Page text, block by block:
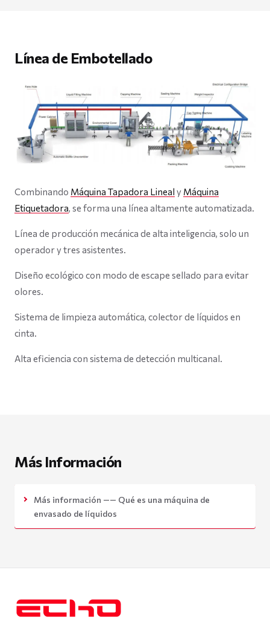
Línea de Embotellado
Combinando Máquina Tapadora Lineal y Máquina
Etiquetadora, se forma una línea altamente automatizada.
Línea de producción mecánica de alta inteligencia, solo un
operador y tres asistentes.
Diseño ecológico con modo de escape sellado para evitar
olores.
Sistema de limpieza automática, colector de líquidos en
cinta.
Alta eficiencia con sistema de detección multicanal.
Más Información
Más información —— Qué es una máquina de
envasado de líquidos